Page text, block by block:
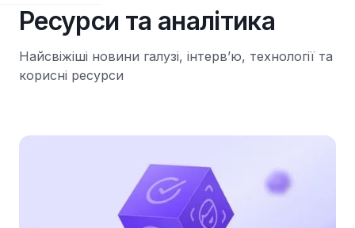
Ресурси та аналітика
Найсвіжіші новини галузі, інтерв’ю, технології та
корисні ресурси